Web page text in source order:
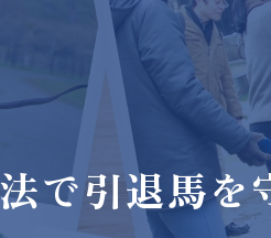
で引退馬を